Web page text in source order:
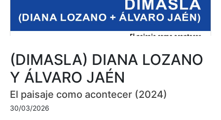
(DIMASLA) DIANA LOZANO
Y ÁLVARO JAÉN
El paisaje como acontecer (2024)
30/03/2026